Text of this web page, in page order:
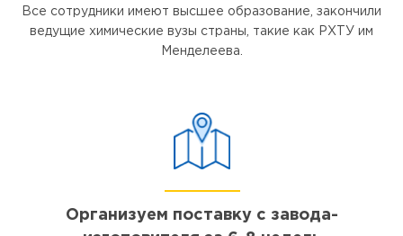
Все сотрудники имеют высшее образование, закончили
ведущие химические вузы страны, такие как РХТУ им
Менделеева.
Организуем поставку с завода-